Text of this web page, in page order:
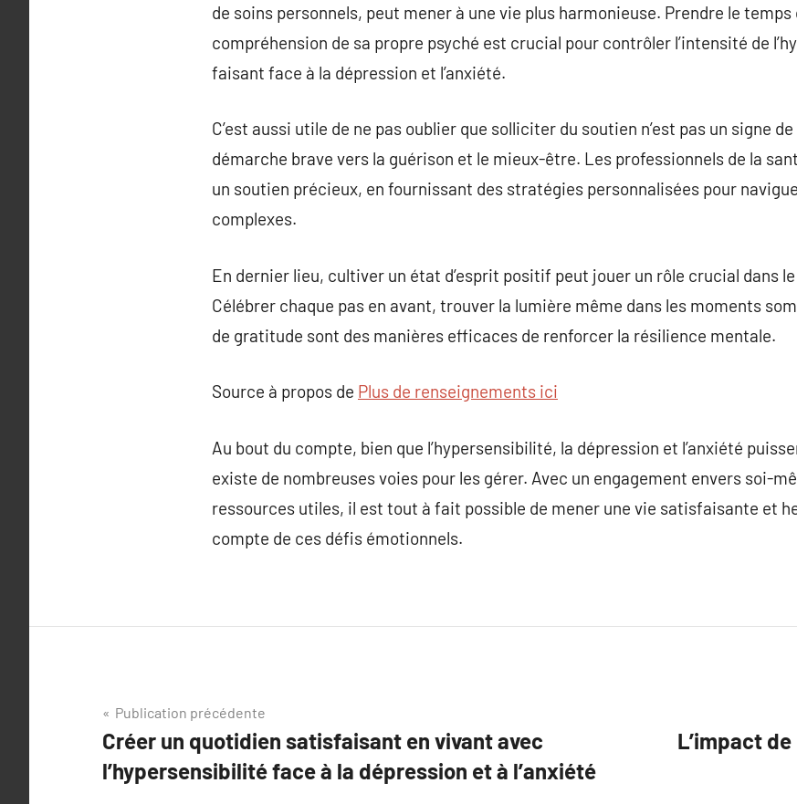
de soins personnels, peut mener à une vie plus harmonieuse. Prendre le
compréhension de sa propre psyché est crucial pour contrôler l’intensité de
faisant face à la dépression et l’anxiété.
C’est aussi utile de ne pas oublier que solliciter du soutien n’est pas un signe
démarche brave vers la guérison et le mieux-être. Les professionnels de la
un soutien précieux, en fournissant des stratégies personnalisées pour
complexes.
En dernier lieu, cultiver un état d’esprit positif peut jouer un rôle crucial dans
Célébrer chaque pas en avant, trouver la lumière même dans les moments
de gratitude sont des manières efficaces de renforcer la résilience mentale.
Source à propos de Plus de renseignements ici
Au bout du compte, bien que l’hypersensibilité, la dépression et l’anxiété
existe de nombreuses voies pour les gérer. Avec un engagement envers soi-
ressources utiles, il est tout à fait possible de mener une vie satisfaisante et
compte de ces défis émotionnels.
Navigation
de
l’article
Publication précédente
Créer un quotidien satisfaisant en vivant avec
l’hypersensibilité face à la dépression et à l’anxiété
L’impact